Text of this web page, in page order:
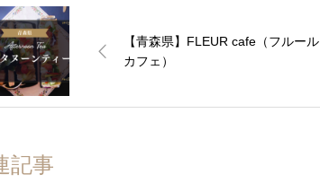
【青森県】FLEUR cafe（フルール
カフェ）
記事